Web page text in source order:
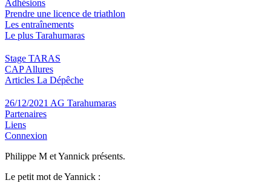
Adhésions
Prendre une licence de triathlon
Les entraînements
Le plus Tarahumaras
Stage TARAS
CAP Allures
Articles La Dépêche
26/12/2021 AG Tarahumaras
Partenaires
Liens
Connexion
Philippe M et Yannick présents.
Le petit mot de Yannick :